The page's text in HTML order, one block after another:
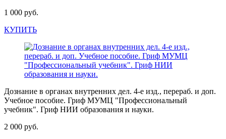
1 000 руб.
КУПИТЬ
Дознание в органах внутренних дел. 4-е изд., перераб. и доп.
Учебное пособие. Гриф МУМЦ "Профессиональный
учебник". Гриф НИИ образования и науки.
2 000 руб.